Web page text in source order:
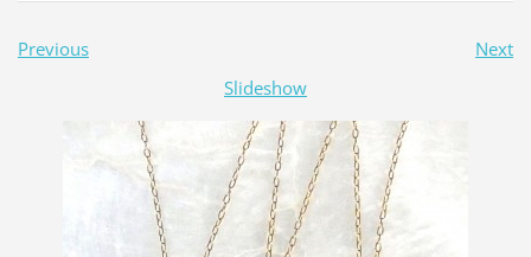
Previous
Next
Slideshow